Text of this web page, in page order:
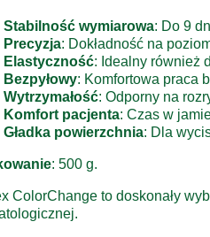
Stabilność wymiarowa: Do 9
Precyzja: Dokładność na
Elastyczność: Idealny również
Bezpyłowy: Komfortowa praca
Wytrzymałość: Odporny na
Komfort pacjenta: Czas w
Gładka powierzchnia: Dla
: 500 g.
ColorChange to doskonały